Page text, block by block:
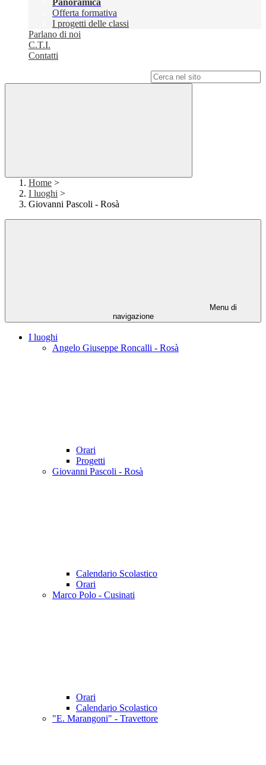
Panoramica
Offerta formativa
I progetti delle classi
Parlano di noi
C.T.I.
Contatti
Home >
I luoghi >
Giovanni Pascoli - Rosà
Menu di
navigazione
I luoghi
Angelo Giuseppe Roncalli - Rosà
Orari
Progetti
Giovanni Pascoli - Rosà
Calendario Scolastico
Orari
Marco Polo - Cusinati
Orari
Calendario Scolastico
"E. Marangoni" - Travettore